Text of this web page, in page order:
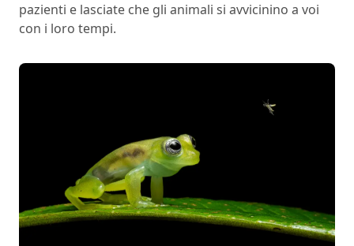
pazienti e lasciate che gli animali si avvicinino a voi
con i loro tempi.